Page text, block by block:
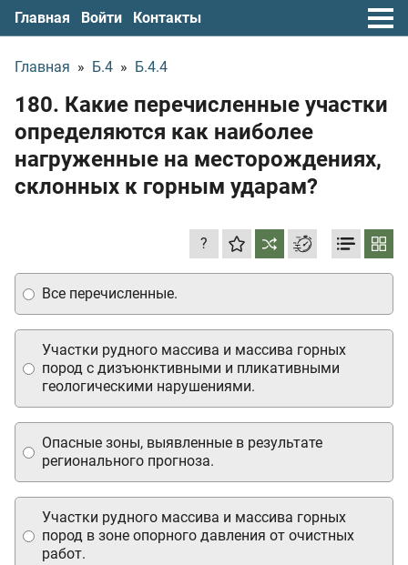
Главная Войти Контакты
Главная » Б.4 » Б.4.4
180. Какие перечисленные участки
определяются как наиболее
нагруженные на месторождениях,
склонных к горным ударам?
?
Участки рудного массива и массива горных
пород в зоне опорного давления от очистных
работ.
Участки рудного массива и массива горных
пород с дизъюнктивными и пликативными
геологическими нарушениями.
Все перечисленные.
Опасные зоны, выявленные в результате
регионального прогноза.